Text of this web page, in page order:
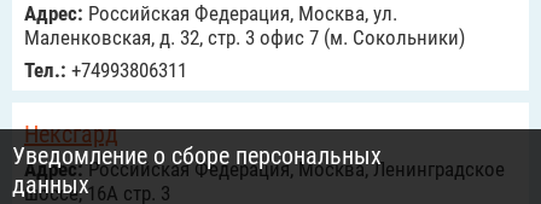
Адрес: Российcкая Федерация, Москва, ул.
Маленковская, д. 32, стр. 3 офис 7 (м. Сокольники)
Тел.: +74993806311
Нексгард
Адрес:Российcкая Федерация, Москва, Ленинградское
шоссе, 16А стр. 3
Уведомление о сборе персональных
данных